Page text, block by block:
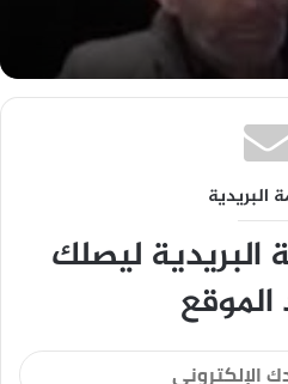
البريدية
البريدية ليصلك